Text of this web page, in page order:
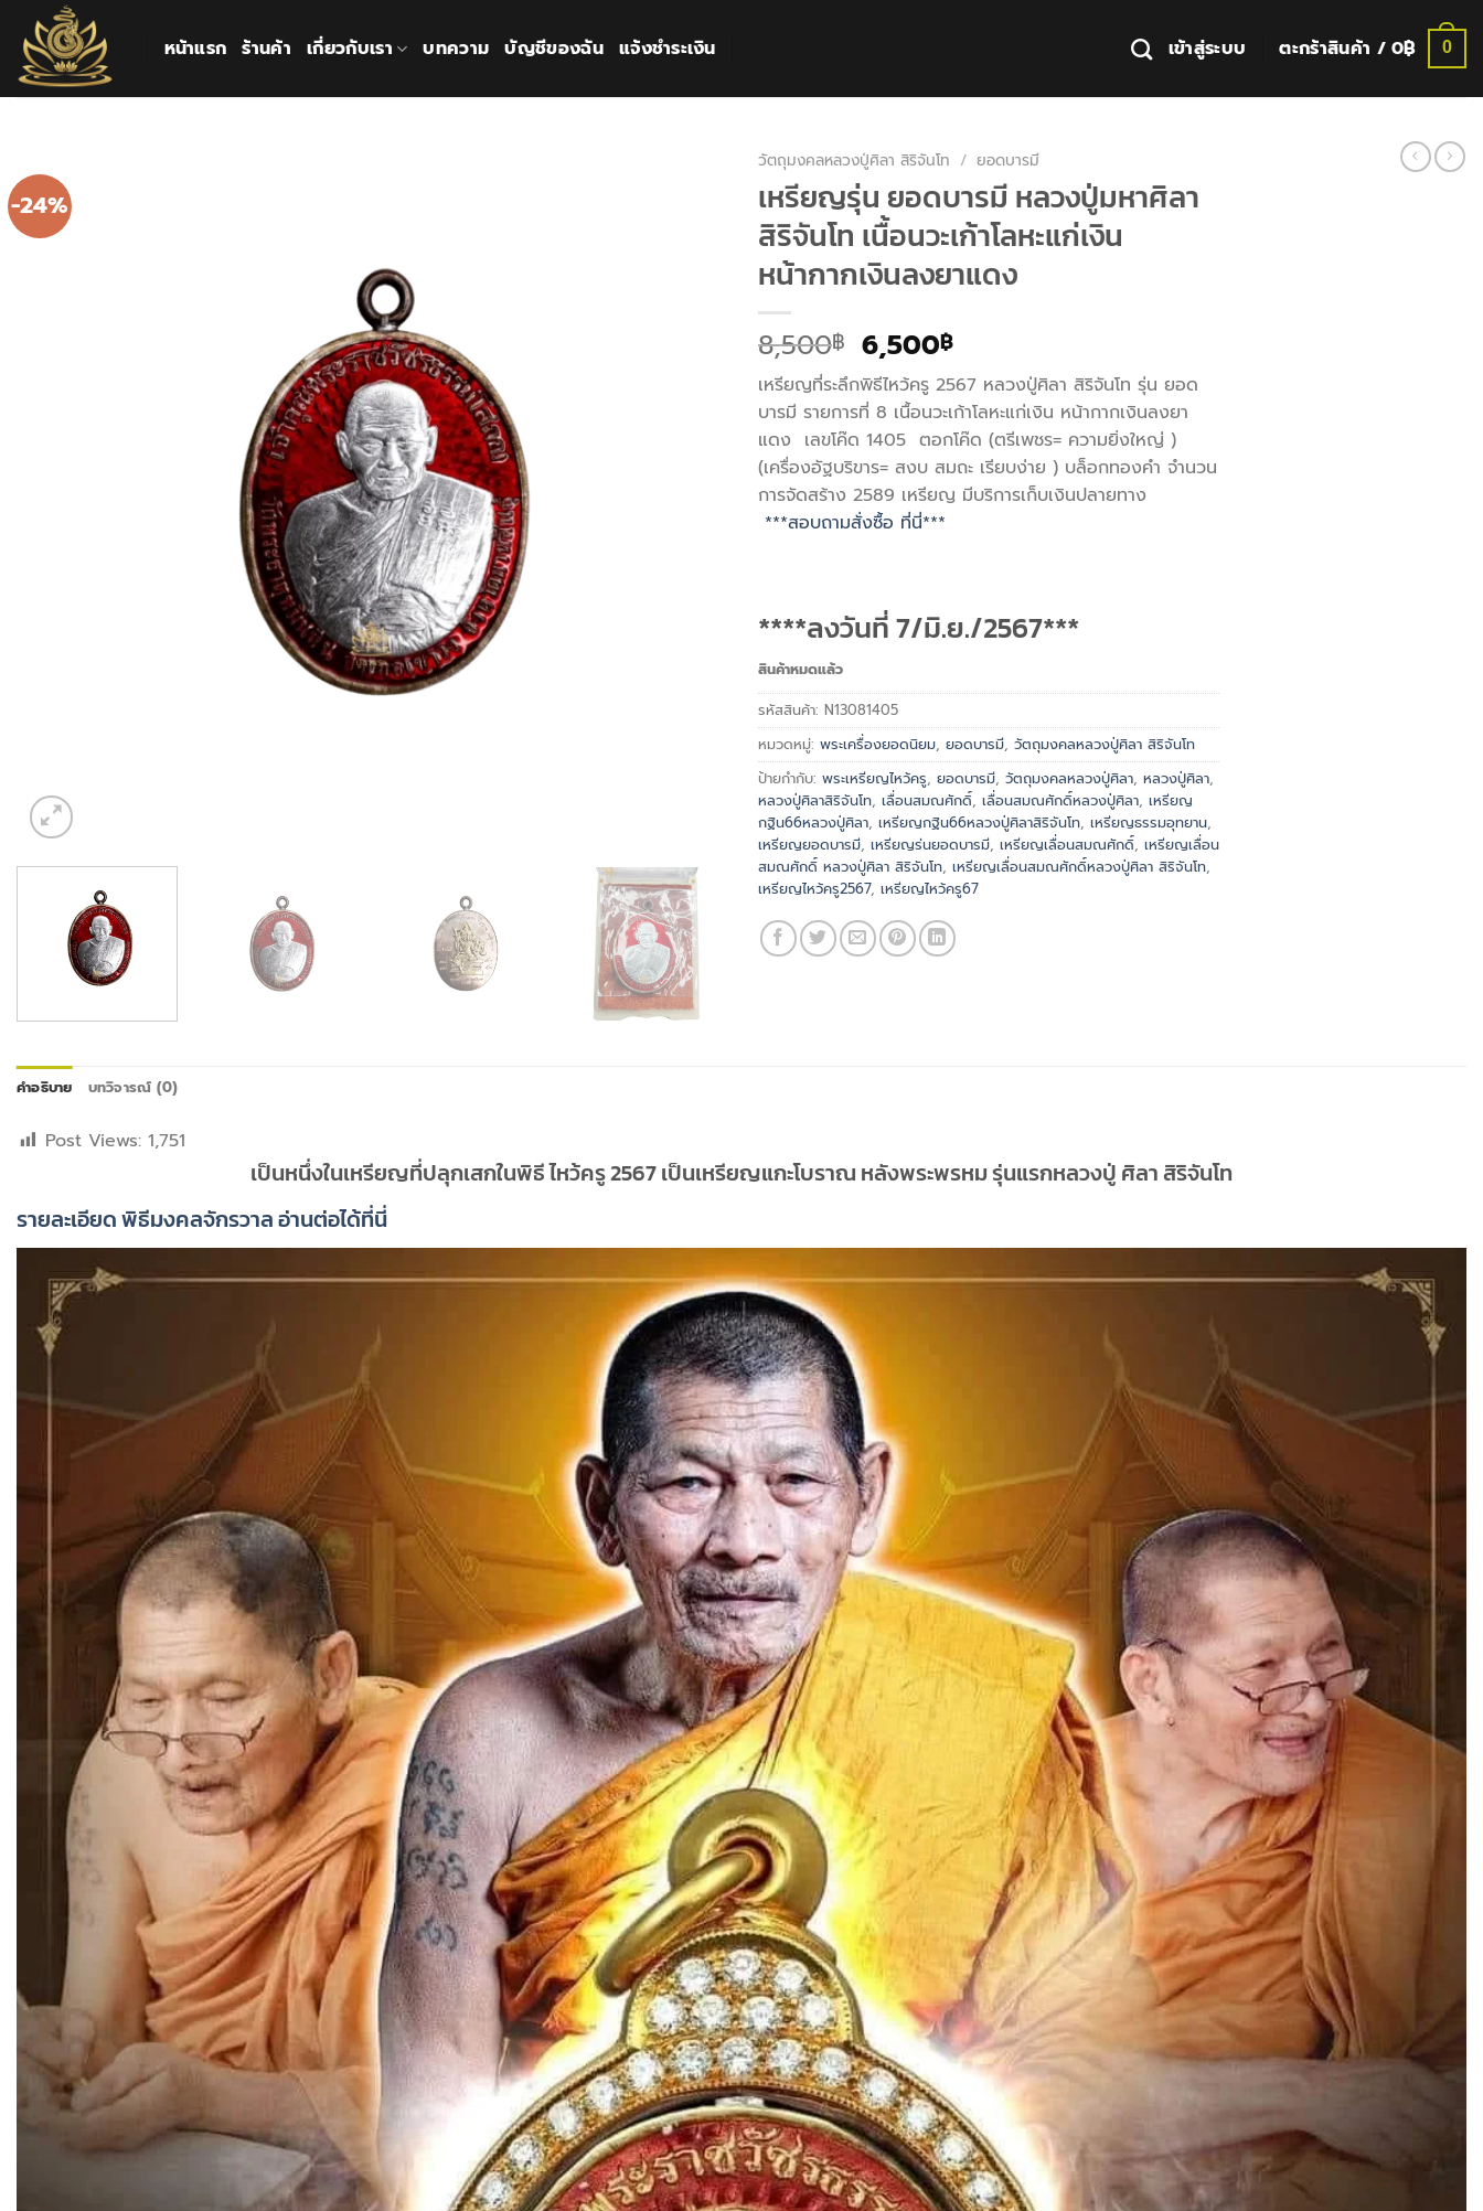
เนื้อหา
หน้าแรก ร้านค้า เกี่ยวกับเรา บทความ บัญชีของฉัน แจ้งชำระเงิน เข้าสู่ระบบ ตะกร้าสินค้า /0฿ 0
-24%
วัตถุมงคลหลวงปู่ศิลา สิริจันโท / ยอดบารมี
เหรียญรุ่น ยอดบารมี หลวงปู่มหาศิลา
สิริจันโท เนื้อนวะเก้าโลหะแก่เงิน
หน้ากากเงินลงยาแดง
8,500฿ Original
price
was:
8,500฿.
6,500฿Current
price
is:
6,500฿.
เหรียญที่ระลึกพิธีไหว้ครู 2567 หลวงปู่ศิลา สิริจันโท รุ่น ยอด
บารมี รายการที่ 8 เนื้อนวะเก้าโลหะแก่เงิน หน้ากากเงินลงยา
แดง เลขโค๊ด 1405 ตอกโค๊ด (ตรีเพชร= ความยิ่งใหญ่ )
(เครื่องอัฐบริขาร= สงบ สมถะ เรียบง่าย ) บล็อกทองคำ จำนวน
การจัดสร้าง 2589 เหรียญ มีบริการเก็บเงินปลายทาง
***สอบถามสั่งซื้อ ที่นี่***
****ลงวันที่ 7/มิ.ย./2567***
สินค้าหมดแล้ว
รหัสสินค้า: N13081405
หมวดหมู่: พระเครื่องยอดนิยม, ยอดบารมี, วัตถุมงคลหลวงปู่ศิลา สิริจันโท
ป้ายกำกับ: พระเหรียญไหว้ครู, ยอดบารมี, วัตถุมงคลหลวงปู่ศิลา, หลวงปู่ศิลา,
หลวงปู่ศิลาสิริจันโท, เลื่อนสมณศักดิ์, เลื่อนสมณศักดิ์หลวงปู่ศิลา, เหรียญ
กฐิน66หลวงปู่ศิลา, เหรียญกฐิน66หลวงปู่ศิลาสิริจันโท, เหรียญธรรมอุทยาน,
เหรียญยอดบารมี, เหรียญร่นยอดบารมี, เหรียญเลื่อนสมณศักดิ์, เหรียญเลื่อน
สมณศักดิ์ หลวงปู่ศิลา สิริจันโท, เหรียญเลื่อนสมณศักดิ์หลวงปู่ศิลา สิริจันโท,
เหรียญไหว้ครู2567, เหรียญไหว้ครู67
คำอธิบาย บทวิจารณ์ (0)
Post Views: 1,751
เป็นหนึ่งในเหรียญที่ปลุกเสกในพิธี ไหว้ครู 2567 เป็นเหรียญแกะโบราณ หลังพระพรหม รุ่นแรกหลวงปู่ ศิลา สิริจันโท
รายละเอียด พิธีมงคลจักรวาล อ่านต่อได้ที่นี่